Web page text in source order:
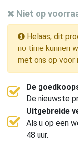
Niet op
Helaas, dit
no time kunnen
met ons op voor
De
De nieuwste
Uitgebreide
Als u op een
48 uur.